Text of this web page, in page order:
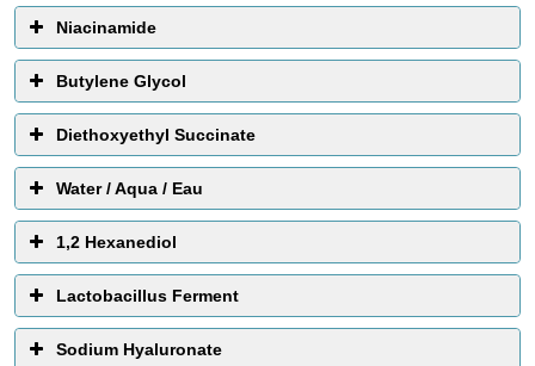
Niacinamide
Butylene Glycol
Diethoxyethyl Succinate
Water / Aqua / Eau
EWG Score:
1
Bahan perawatan kulit yang paling umum dari
1,2 Hexanediol
Lactobacillus Ferment
Sodium Hyaluronate